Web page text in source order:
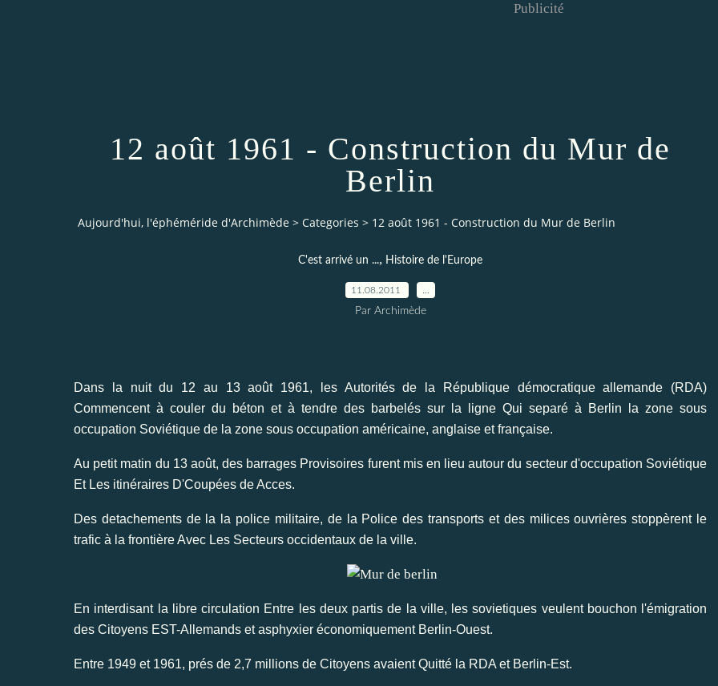
Publicité
12 août 1961 - Construction du Mur de
Berlin
Aujourd'hui, l'éphéméride d'Archimède > Categories > 12 août 1961 - Construction du Mur de Berlin
C'est arrivé un ..., Histoire de l'Europe
11.08.2011
Par Archimède
Dans la nuit du 12 au 13 août 1961, les Autorités de la République démocratique allemande (RDA)
Commencent à couler du béton et à tendre des barbelés sur la ligne Qui separé à Berlin la zone sous
occupation Soviétique de la zone sous occupation américaine, anglaise et française.
Au petit matin du 13 août, des barrages Provisoires furent mis en lieu autour du secteur d'occupation Soviétique
Et Les itinéraires D'Coupées de Acces.
Des detachements de la la police militaire, de la Police des transports et des milices ouvrières stoppèrent le
trafic à la frontière Avec Les Secteurs occidentaux de la ville.
En interdisant la libre circulation Entre les deux partis de la ville, les sovietiques veulent bouchon l'émigration
des Citoyens EST-Allemands et asphyxier économiquement Berlin-Ouest.
Entre 1949 et 1961, prés de 2,7 millions de Citoyens avaient Quitté la RDA et Berlin-Est.